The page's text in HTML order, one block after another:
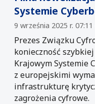
Systemie
9 września 2025 r.
Prezes Związku
konieczność
Krajowym Systemie
z europejskimi
infrastrukturę
zagrożenia cyfrowe.